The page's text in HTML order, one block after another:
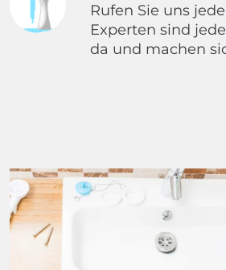
Rufen Sie uns
Experten sind
da und machen